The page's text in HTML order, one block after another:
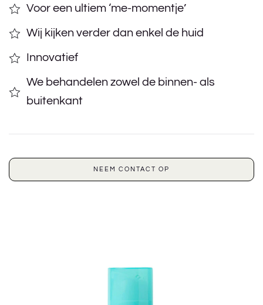
Voor een ultiem ‘me-momentje’
Wij kijken verder dan enkel de huid
Innovatief
We behandelen zowel de binnen- als
buitenkant
NEEM CONTACT OP